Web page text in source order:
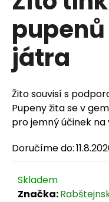
játra
Žito souvisí s
Pupeny žita se v
pro jemný účinek na
Doručíme do:
Skladem
Značka:
D
o
p
o